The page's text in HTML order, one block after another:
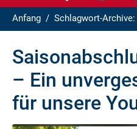
Anfang Schlagwort-Archive:
– Ein
für unsere